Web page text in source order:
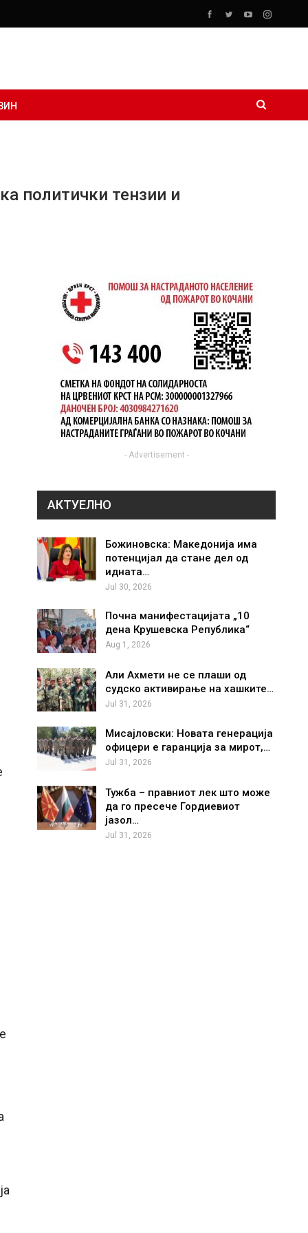
политички тензии и
- Advertisement -
АКТУЕЛНО
Божиновска: Македонија има
потенцијал да стане дел од
идната…
Jul 30, 2026
Почна манифестацијата „10
дена Крушевска Република“
Aug 1, 2026
Али Ахмети не се плаши од
судско активирање на хашките…
Jul 31, 2026
Мисајловски: Новата генерација
офицери е гаранција за мирот,…
Jul 31, 2026
Тужба – правниот лек што може
да го пресече Гордиевиот
јазол…
Jul 31, 2026